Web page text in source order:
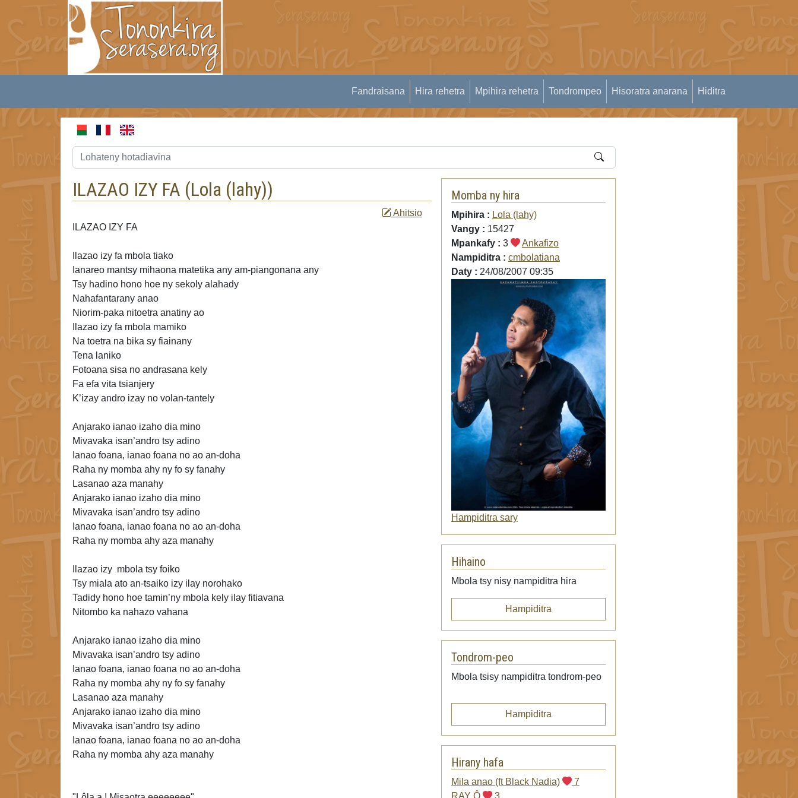
Fandraisana Hira rehetra Mpihira rehetra Tondrompeo Hisoratra anarana Hiditra
ILAZAO IZY FA (Lola (lahy))
Ahitsio
ILAZAO IZY FA
Ilazao izy fa mbola tiako
Ianareo mantsy mihaona matetika any am-piangonana any
Tsy hadino hono hoe ny sekoly alahady
Nahafantarany anao
Niorim-paka nitoetra anatiny ao
Ilazao izy fa mbola mamiko
Na toetra na bika sy fiainany
Tena laniko
Fotoana sisa no andrasana kely
Fa efa vita tsianjery
K’izay andro izay no volan-tantely
Anjarako ianao izaho dia mino
Mivavaka isan’andro tsy adino
Ianao foana, ianao foana no ao an-doha
Raha ny momba ahy ny fo sy fanahy
Lasanao aza manahy
Anjarako ianao izaho dia mino
Mivavaka isan’andro tsy adino
Ianao foana, ianao foana no ao an-doha
Raha ny momba ahy aza manahy
Ilazao izy mbola tsy foiko
Tsy miala ato an-tsaiko izy ilay norohako
Tadidy hono hoe tamin’ny mbola kely ilay fitiavana
Nitombo ka nahazo vahana
Anjarako ianao izaho dia mino
Mivavaka isan’andro tsy adino
Ianao foana, ianao foana no ao an-doha
Raha ny momba ahy ny fo sy fanahy
Lasanao aza manahy
Anjarako ianao izaho dia mino
Mivavaka isan’andro tsy adino
Ianao foana, ianao foana no ao an-doha
Raha ny momba ahy aza manahy
Momba ny hira
Mpihira : Lola (lahy)
Vangy : 15427
Mpankafy : 3
Ankafizo
Nampiditra : cmbolatiana
Daty : 24/08/2007 09:35
Hampiditra sary
Hihaino
Mbola tsy nisy nampiditra hira
Hampiditra
Tondrom-peo
Mbola tsisy nampiditra tondrom-peo
Hampiditra
Hirany hafa
Mila anao (ft Black Nadia)
7
RAY Ô
3